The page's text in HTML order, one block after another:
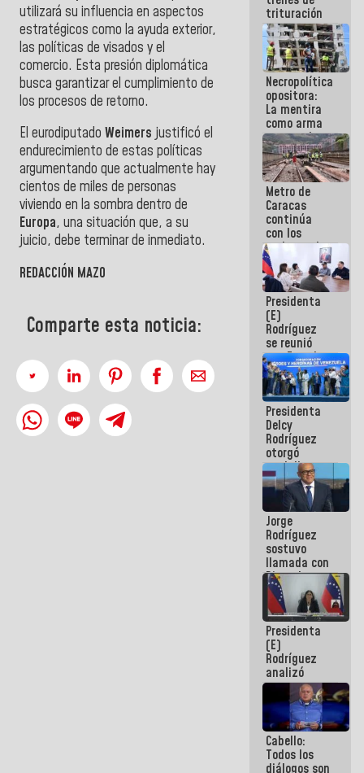
utilizará su influencia en aspectos
estratégicos como la ayuda exterior,
las políticas de visados y el
comercio. Esta presión diplomática
busca garantizar el cumplimiento de
los procesos de retorno.
El eurodiputado Weimersjustificó el
endurecimiento de estas políticas
argumentando que actualmente hay
cientos de miles de personas
viviendo en la sombra dentro de
Europa, una situación que, a su
juicio, debe terminar de inmediato.
REDACCIÓN MAZO
Comparte esta noticia:
trituración
para
optimizar
manejo de
escombros
en La Guaira
Necropolítica
opositora:
La mentira
como arma
contra el
Pueblo
Metro de
Caracas
continúa
con los
trabajos de
mantenimiento
e inspección
en la Línea 2
Presidenta
(E)
Rodríguez
se reunió
con Estado
Mayor
Eléctrico
para
abordar
planes de
acción
Presidenta
Delcy
Rodríguez
otorgó
medalla
"Héroe de
Venezuela"
a servidores
públicos
Jorge
Rodríguez
sostuvo
llamada con
Dinorah
Figuera y
acuerdan
primer
encuentro
presencial
para el
diálogo
Presidenta
(E)
Rodríguez
analizó
junto a
gobernadores
planes de
recuperación
del Sistema
Eléctrico
Cabello:
Todos los
diálogos son